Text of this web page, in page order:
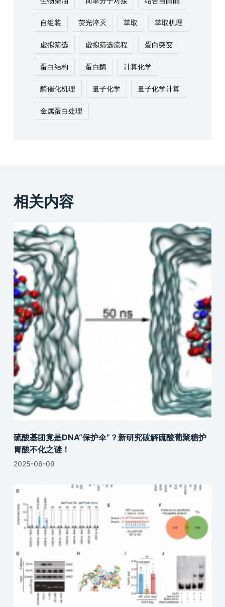
自组装 荧光淬灭 萃取 萃取机理
虚拟筛选 虚拟筛选流程 蛋白突变
蛋白结构 蛋白酶 计算化学
酶催化机理 量子化学 量子化学计算
金属蛋白处理
相关内容
硫酸基团竟是DNA“保护伞”？新研究破解硫酸葡聚糖护
胃酸不化之谜！
2025-06-09